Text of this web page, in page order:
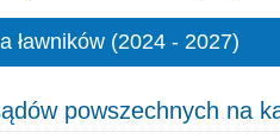
ławników (2024 - 2027)
powszechnych na